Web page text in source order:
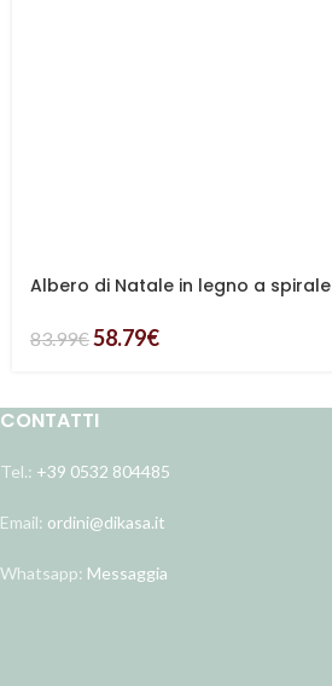
Albero di Natale in legno a spirale
83.99€58.79€
CONTATTI
Tel.: +39 0532 804485
Email: ordini@dikasa.it
Whatsapp: Messaggia